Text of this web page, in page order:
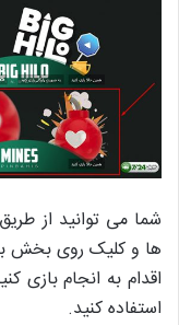
شما می توانید از
ها و کلیک روی بخش
اقدام به انجام بازی
استفاده کنید.